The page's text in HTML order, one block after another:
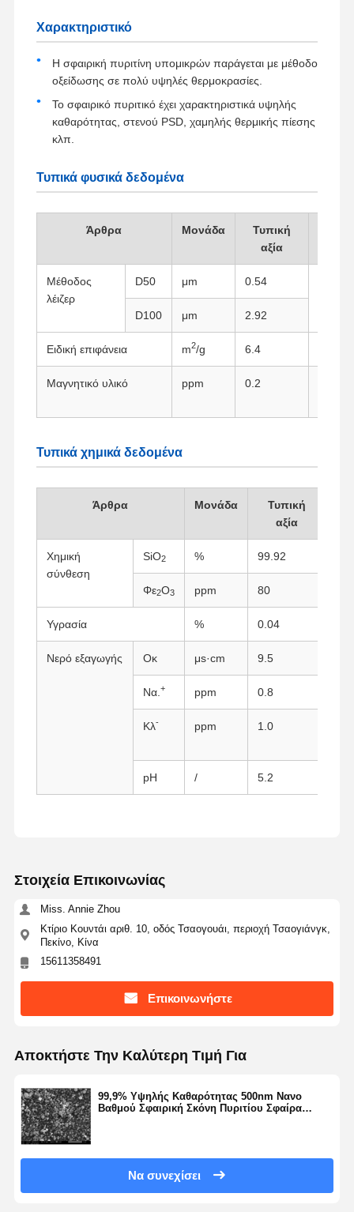
Ποιοτικός
Έλεγχος
Απόσπασμα
Κοίλες μικροσφαίρες πυριτίου
Silica Microspheres Cosmetics
Τετηγμένη σκόνη πυριτίου
Σκόνη Nano Silica
Χαρακτηριστικό
Η σφαιρική πυριτίνη υπομικρών παράγεται με μέθοδο
οξείδωσης σε πολύ υψηλές θερμοκρασίες.
Το σφαιρικό πυριτικό έχει χαρακτηριστικά υψηλής
καθαρότητας, στενού PSD, χαμηλής θερμικής πίεσης
κλπ.
Τυπικά φυσικά δεδομένα
Άρθρα Μονάδα
Τυπική
αξία
Μέθοδος
λέιζερ
D50 μm 0.54
D100 μm 2.92
Ειδική επιφάνεια m2/g 6.4
Μαγνητικό υλικό ppm 0.2
Τυπικά χημικά δεδομένα
Άρθρα Μονάδα
Τυπική
αξία
Χημική
σύνθεση
SiO2 % 99.92
Φε2Ο3 ppm 80
Υγρασία % 0.04
Νερό εξαγωγής Οκ μs·cm 9.5
Να. + ppm 0.8
Κλ- ppm 1.0
pH / 5.2
Στοιχεία Επικοινωνίας
Miss. Annie Zhou
Κτίριο Κουντάι αριθ. 10, οδός Τσαογουάι, περιοχή Τσαογιάνγκ,
Πεκίνο, Κίνα
15611358491
Επικοινωνήστε
Αποκτήστε Την Καλύτερη Τιμή Για
99,9% Υψηλής Καθαρότητας 500nm Νανο
Βαθμού Σφαιρική Σκόνη Πυριτίου Σφαίρα
Να συνεχίσει